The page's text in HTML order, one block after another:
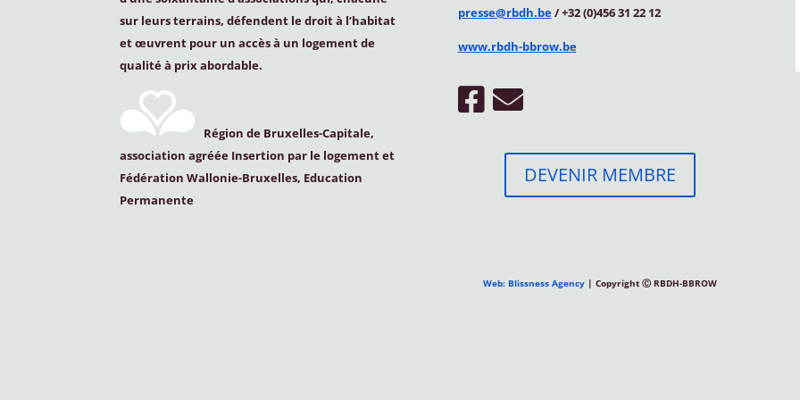
sur leurs terrains, défendent le droit à l’habitat
et œuvrent pour un accès à un logement de
qualité à prix abordable.
Région de Bruxelles-Capitale,
association agréée Insertion par le logement et
Fédération Wallonie-Bruxelles, Education
Permanente
presse@rbdh.be/ +32 (0)456 31 22 12
www.rbdh-bbrow.be
DEVENIR MEMBRE
Web: Blissness Agency | Copyright Ⓒ RBDH-BBROW